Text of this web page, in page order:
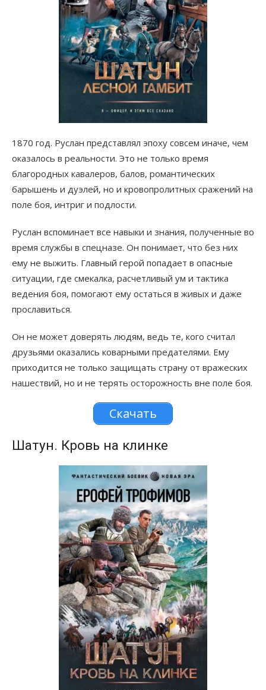
1870 год. Руслан представлял эпоху совсем иначе, чем
оказалось в реальности. Это не только время
благородных кавалеров, балов, романтических
барышень и дуэлей, но и кровопролитных сражений на
поле боя, интриг и подлости.
Руслан вспоминает все навыки и знания, полученные во
время службы в спецназе. Он понимает, что без них
ему не выжить. Главный герой попадает в опасные
ситуации, где смекалка, расчетливый ум и тактика
ведения боя, помогают ему остаться в живых и даже
прославиться.
Он не может доверять людям, ведь те, кого считал
друзьями оказались коварными предателями. Ему
приходится не только защищать страну от вражеских
нашествий, но и не терять осторожность вне поле боя.
Скачать
Шатун. Кровь на клинке